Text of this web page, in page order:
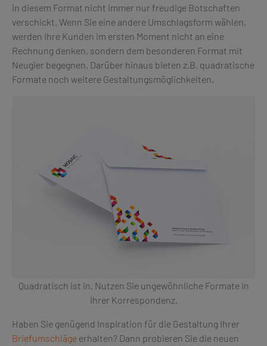
in diesem Format nicht immer nur freudige Botschaften
verschickt. Wenn Sie eine andere Umschlagsform wählen,
werden Ihre Kunden im ersten Moment nicht an eine
Rechnung denken, sondern dem besonderen Format mit
Neugier begegnen. Darüber hinaus bieten z.B. quadratische
Formate noch weitere Gestaltungsmöglichkeiten.
Quadratisch ist in. Nutzen Sie ungewöhnliche Formate in
Ihrer Korrespondenz.
Haben Sie genügend Inspiration für die Gestaltung Ihrer
Briefumschläge erhalten? Dann probieren Sie die neuen